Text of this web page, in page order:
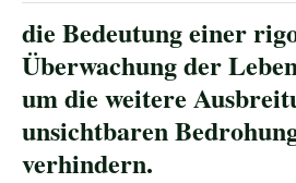
die Bedeutung einer
Überwachung der
um die weitere
unsichtbaren
verhindern.